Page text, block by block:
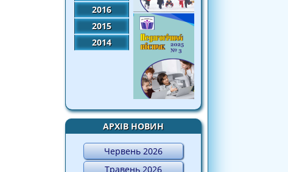
2016
2015
2014
АРХІВ НОВИН
Червень 2026
Травень 2026